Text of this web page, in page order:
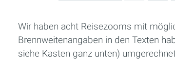
Wir haben acht Reisezooms mit
Brennweitenangaben in den Texten
siehe Kasten ganz unten)